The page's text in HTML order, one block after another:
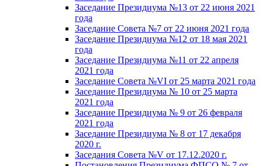
Заседание Президиума №13 от 22 июня 2021
года
Заседание Совета №7 от 22 июня 2021 года
Заседание Президиума №12 от 18 мая 2021
года
Заседание Президиума №11 от 22 апреля
2021 года
Заседание Совета №VI от 25 марта 2021 года
Заседание Президиума № 10 от 25 марта
2021 года
Заседание Президиума № 9 от 26 февраля
2021 года
Заседание Президиума № 8 от 17 декабря
2020 г.
Заседания Совета №V от 17.12.2020 г.